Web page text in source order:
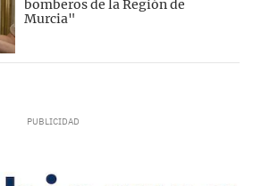
bomberos de la Región de
Murcia"